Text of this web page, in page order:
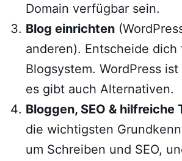
Domain verfügbar sein.
Blog einrichten
anderen). Entscheide dich
Blogsystem. WordPress
es gibt auch Alternativen.
Bloggen, SEO & hilfreiche
die wichtigsten
um Schreiben und SEO,